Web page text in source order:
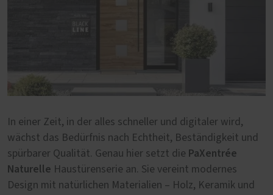
In einer Zeit, in der alles schneller und digitaler wird,
wächst das Bedürfnis nach Echtheit, Beständigkeit und
spürbarer Qualität. Genau hier setzt die PaXentrée
Naturelle Haustürenserie an. Sie vereint modernes
Design mit natürlichen Materialien – Holz, Keramik und